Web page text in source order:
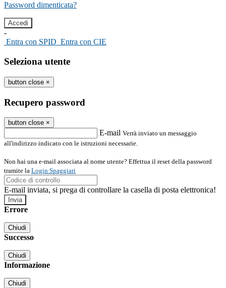
Password dimenticata?
-
Entra con SPID Entra con CIE
Seleziona utente
button close ×
Recupero password
button close ×
E-mail Verrà inviato un messaggio
all'indirizzo indicato con le istruzioni necessarie.
Non hai una e-mail associata al nome utente? Effettua il reset della password
tramite la Login Spaggiari
E-mail inviata, si prega di controllare la casella di posta elettronica!
Errore
Chiudi
Successo
Chiudi
Informazione
Chiudi